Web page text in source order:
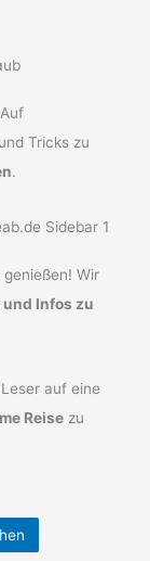
Tricks zu
.
genießen! Wir
Infos zu
auf eine
Reise zu